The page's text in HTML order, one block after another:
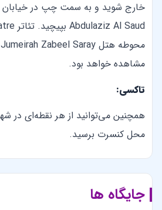
مشاهده خواهد بود.
تاکسی:
همچنین می‌توانید از هر نقطه‌ای در
محل کنسرت برسید.
جایگاه ها